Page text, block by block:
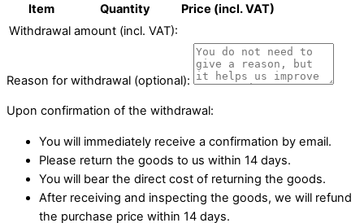
Item
Quantity
Price (incl. VAT)
Withdrawal amount (incl. VAT):
Reason for withdrawal (optional):
Upon confirmation of the withdrawal:
You will immediately receive a confirmation by email.
Please return the goods to us within 14 days.
You will bear the direct cost of returning the goods.
After receiving and inspecting the goods, we will refund
the purchase price within 14 days.